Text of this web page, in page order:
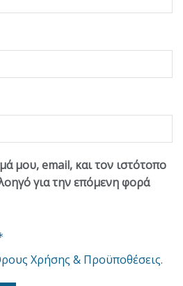
μου, email, και τον ιστότοπο
για την επόμενη φορά
Χρήσης & Προϋποθέσεις.